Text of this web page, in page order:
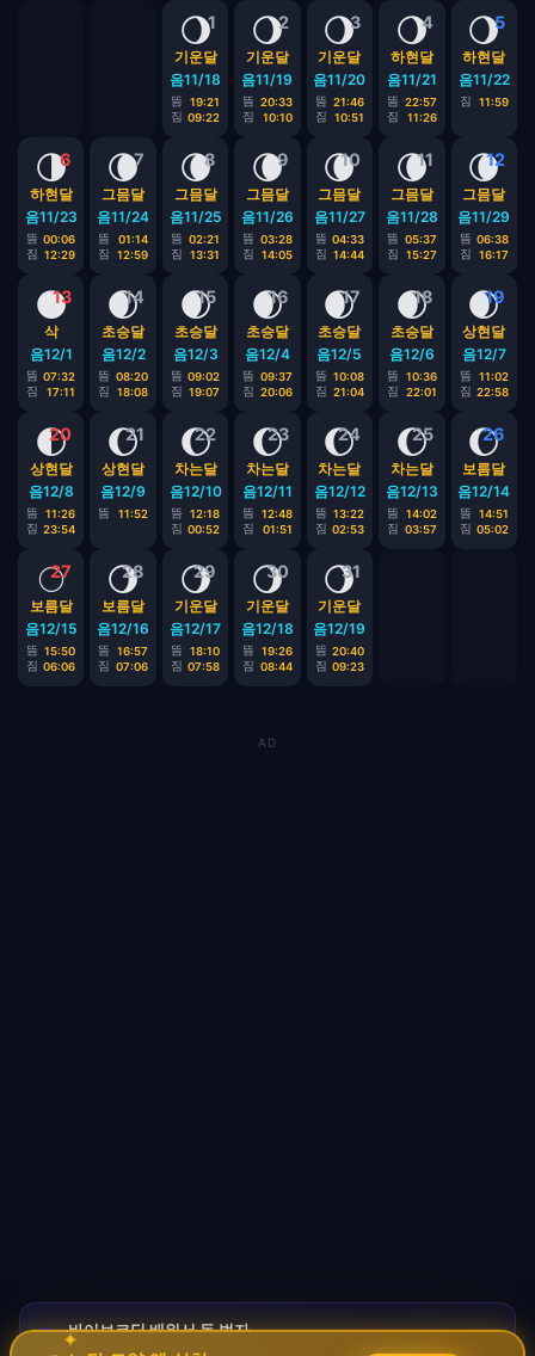
1
🌖
기운달
음11/18
뜸
19:21
짐 09:22
2
🌖
기운달
음11/19
뜸 20:33
짐
10:10
3
🌖
기운달
음11/20
뜸 21:46
짐
10:51
4
🌖
하현달
음11/21
뜸 22:57
짐
11:26
5
🌖
하현달
음11/22
짐 11:59
6
🌗
하현달
음11/23
뜸 00:06
짐 12:29
7
🌘
그믐달
음11/24
뜸
01:14
짐
12:59
8
🌘
그믐달
음11/25
뜸 02:21
짐
13:31
9
🌘
그믐달
음11/26
뜸 03:28
짐
14:05
10
🌘
그믐달
음11/27
뜸 04:33
짐 14:44
11
🌘
그믐달
음11/28
뜸 05:37
짐
15:27
12
🌘
그믐달
음11/29
뜸 06:38
짐
16:17
13
🌑
삭
음12/1
뜸 07:32
짐
17:11
14
🌒
초승달
음12/2
뜸 08:20
짐
18:08
15
🌒
초승달
음12/3
뜸 09:02
짐 19:07
16
🌒
초승달
음12/4
뜸 09:37
짐 20:06
17
🌒
초승달
음12/5
뜸 10:08
짐 21:04
18
🌒
초승달
음12/6
뜸
10:36
짐
22:01
19
🌒
상현달
음12/7
뜸
11:02
짐 22:58
20
🌓
상현달
음12/8
뜸
11:26
짐 23:54
21
🌔
상현달
음12/9
뜸 11:52
22
🌔
차는달
음12/10
뜸
12:18
짐 00:52
23
🌔
차는달
음12/11
뜸
12:48
짐
01:51
24
🌔
차는달
음12/12
뜸 13:22
짐 02:53
25
🌔
차는달
음12/13
뜸
14:02
짐 03:57
26
🌔
보름달
음12/14
뜸
14:51
짐 05:02
27
🌕
보름달
음12/15
뜸 15:50
짐 06:06
28
🌖
보름달
음12/16
뜸
16:57
짐 07:06
29
🌖
기운달
음12/17
뜸
18:10
짐 07:58
30
🌖
기운달
음12/18
뜸
19:26
짐 08:44
31
🌖
기운달
음12/19
뜸 20:40
짐 09:23
AD
🚀바이브코딩 배워서 돈 벌자
코딩 몰라도 AI로 자동화 수익 시스템 구축 · 무료
✦ ✧